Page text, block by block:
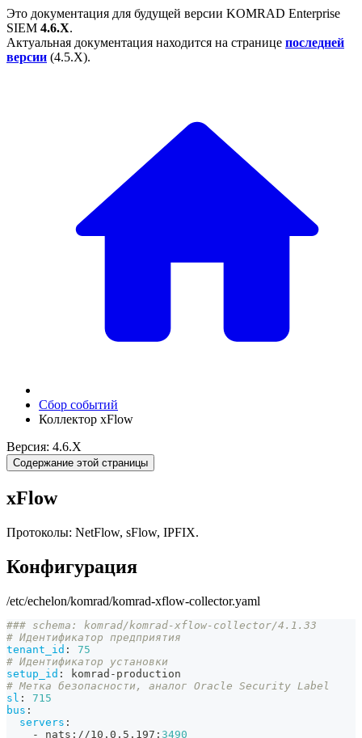
Это документация для будущей версии KOMRAD Enterprise
SIEM 4.6.X.
Актуальная документация находится на странице последней
версии (4.5.X).
Сбор событий
Коллектор xFlow
Версия: 4.6.X
Содержание этой страницы
xFlow
Протоколы: NetFlow, sFlow, IPFIX.
Конфигурация
/etc/echelon/komrad/komrad-xflow-collector.yaml
### schema: komrad/komrad-xflow-collector/4.1.33
# Идентификатор предприятия
tenant_id :
75
# Идентификатор установки
setup_id : komrad - production
# Метка безопасности, аналог Oracle Security Label
sl :
715
bus :
servers :
-
nats : //10.0.5.197 : 3490